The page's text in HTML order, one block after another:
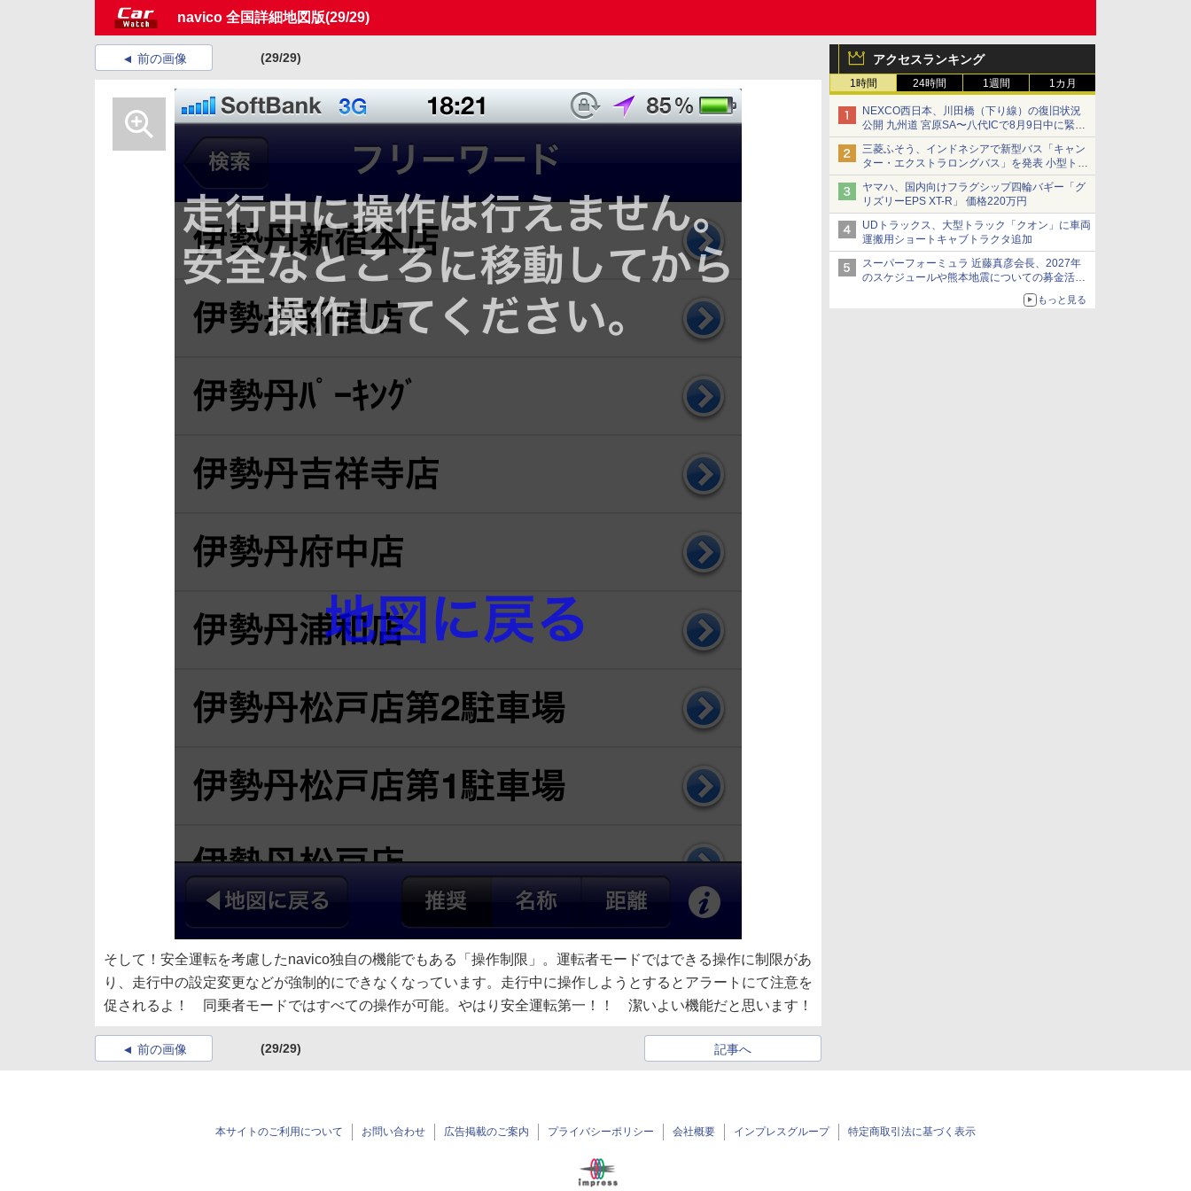
navico 全国詳細地図版(29/29)
アクセスランキング
1時間 24時間 1週間 1カ月
NEXCO西日本、川田橋（下り線）の復旧状況
公開 九州道 宮原SA〜八代ICで8月9日中に緊急
車両を通行可能に
三菱ふそう、インドネシアで新型バス「キャン
ター・エクストラロングバス」を発表 小型トラ
ックベースの観光・旅客輸送向けバス
ヤマハ、国内向けフラグシップ四輪バギー「グ
リズリーEPS XT-R」 価格220万円
UDトラックス、大型トラック「クオン」に車両
運搬用ショートキャブトラクタ追加
スーパーフォーミュラ 近藤真彦会長、2027年
のスケジュールや熊本地震についての募金活動
もっと見る
前の画像 (29/29)
そして！安全運転を考慮したnavico独自の機能でもある「操作制限」。運転者モードではできる操作に制限があ
り、走行中の設定変更などが強制的にできなくなっています。走行中に操作しようとするとアラートにて注意を
促されるよ！ 同乗者モードではすべての操作が可能。やはり安全運転第一！！ 潔いよい機能だと思います！
前の画像 (29/29) 記事へ
本サイトのご利用について お問い合わせ 広告掲載のご案内 プライバシーポリシー 会社概要 インプレスグループ 特定商取引法に基づく表示